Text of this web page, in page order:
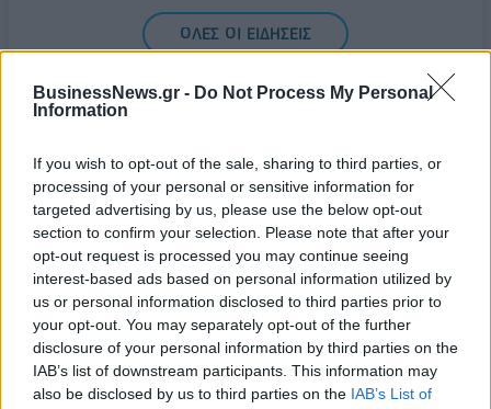
BusinessNews.gr - Do Not Process My Personal
Information
If you wish to opt-out of the sale, sharing to third parties, or
processing of your personal or sensitive information for
targeted advertising by us, please use the below opt-out
section to confirm your selection. Please note that after your
opt-out request is processed you may continue seeing
interest-based ads based on personal information utilized by
us or personal information disclosed to third parties prior to
your opt-out. You may separately opt-out of the further
disclosure of your personal information by third parties on the
IAB’s list of downstream participants. This information may
also be disclosed by us to third parties on the IAB’s List of
ΟΛΕΣ ΟΙ ΕΙΔΗΣΕΙΣ
ΔΗΜΟΦΙΛΗ
Όμιλος AKTOR: Εξαγοράζει το 75% των ΗΛΕΚΤΩΡ
και THALIS – Στρατηγική συνεργασία με τη Motor
Oil
05/08/2026 - 17:39 ΕΠΙΧΕΙΡΗΣΕΙΣ